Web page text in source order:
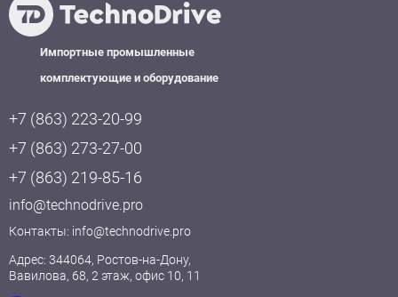
Импортные промышленные
комплектующие и оборудование
+7 (863) 223-20-99
+7 (863) 273-27-00
+7 (863) 219-85-16
info@technodrive.pro
Контакты: info@technodrive.pro
Адрес: 344064, Ростов-на-Дону,
Вавилова, 68, 2 этаж, офис 10, 11